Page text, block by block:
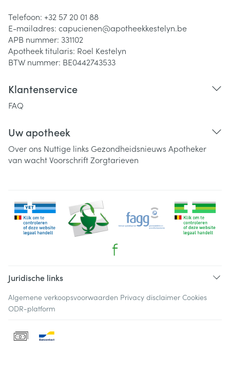
Telefoon: +32 57 20 01 88
E-mailadres: capucienen@apotheekkestelyn.be
APB nummer: 331102
Apotheek titularis: Roel Kestelyn
BTW nummer: BE0442743533
Klantenservice
FAQ
Uw apotheek
Over ons Nuttige links Gezondheidsnieuws Apotheker
van wachtVoorschriftZorgtarieven
Juridische links
Algemene verkoopsvoorwaarden Privacy disclaimer Cookies
ODR-platform